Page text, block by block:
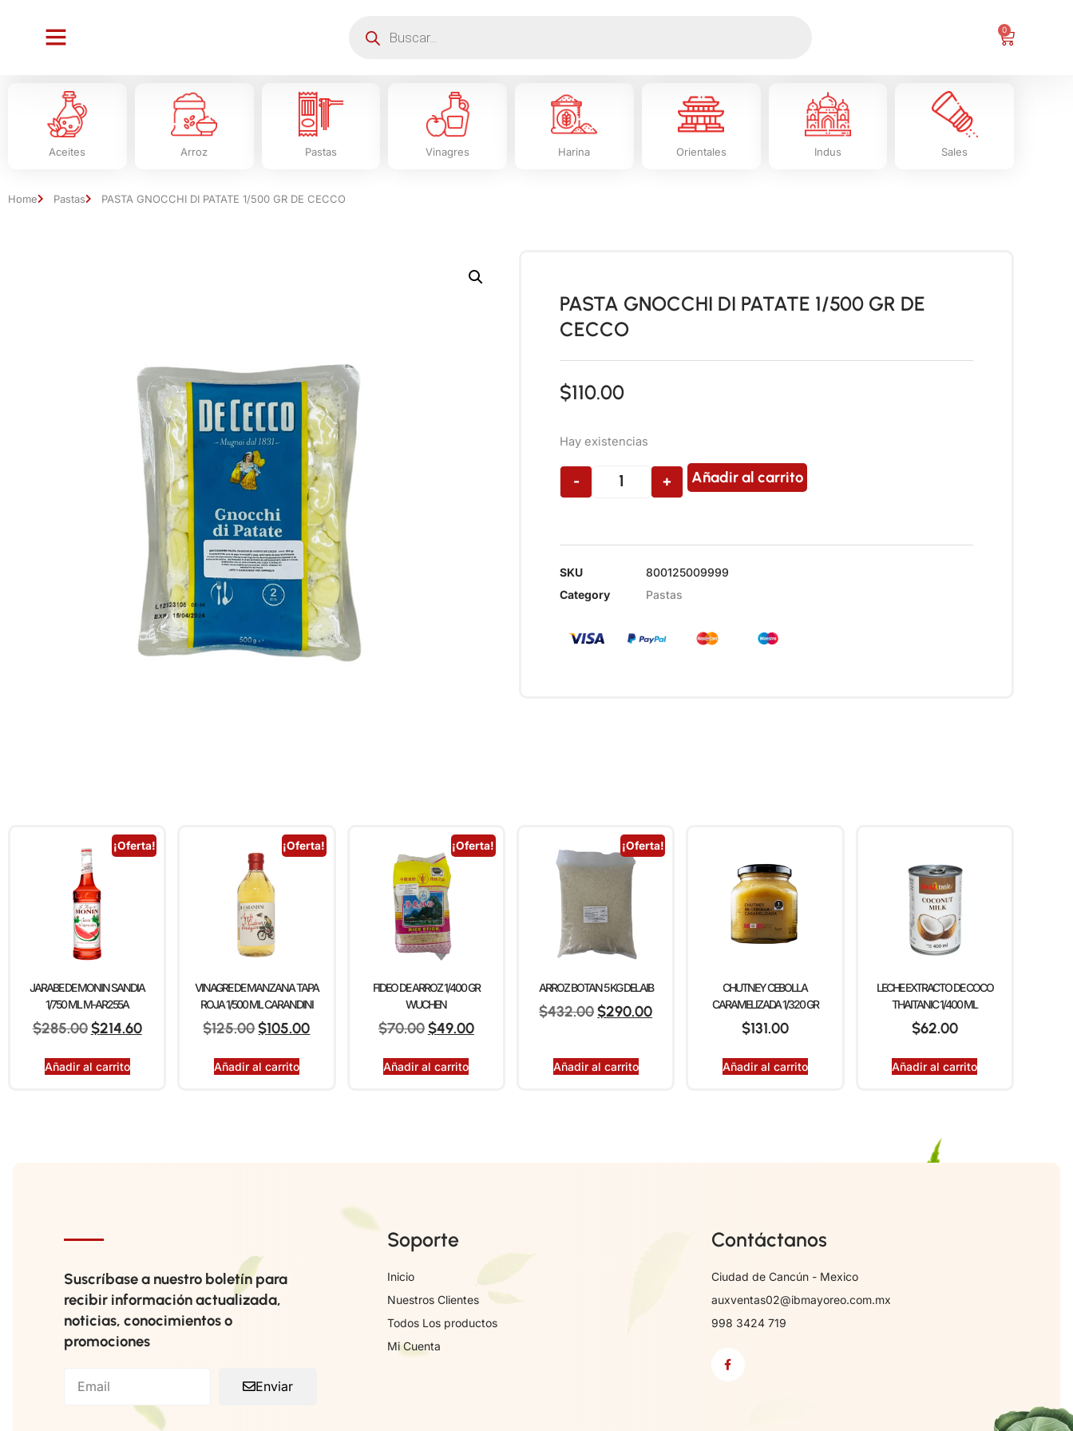
0
Aceites Arroz Pastas Vinagres Harina Orientales Indus Sales
Home Pastas PASTA GNOCCHI DI PATATE 1/500 GR DE CECCO
PASTA GNOCCHI DI PATATE 1/500 GR DE
CECCO
$110.00
Hay existencias
- + Añadir al carrito
SKU
800125009999
Category
Pastas
¡Oferta!
JARABE DE MONIN SANDIA
1/750 ML M-AR255A
$285.00$214.60
Añadir al carrito
¡Oferta!
VINAGRE DE MANZANA TAPA
ROJA 1/500 ML CARANDINI
$125.00$105.00
Añadir al carrito
¡Oferta!
FIDEO DE ARROZ 1/400 GR
WUCHEN
$70.00$49.00
Añadir al carrito
¡Oferta!
ARROZ BOTAN 5 KG DELAIB
$432.00$290.00
Añadir al carrito
CHUTNEY CEBOLLA
CARAMELIZADA 1/320 GR
$131.00
Añadir al carrito
LECHE EXTRACTO DE COCO
THAITANIC 1/400 ML
$62.00
Añadir al carrito
Suscríbase a nuestro boletín para
recibir información actualizada,
noticias, conocimientos o
promociones
Enviar
Soporte
Inicio
Nuestros Clientes
Todos Los productos
Mi Cuenta
Contáctanos
Ciudad de Cancún - Mexico
auxventas02@ibmayoreo.com.mx
998 3424 719